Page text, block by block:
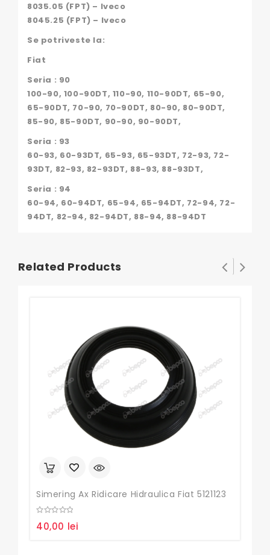
8035.05 (FPT) – Iveco
8045.25 (FPT) – Iveco
Se potriveste la:
Fiat
Seria : 90
100-90, 100-90DT, 110-90, 110-90DT, 65-90,
65-90DT, 70-90, 70-90DT, 80-90, 80-90DT,
85-90, 85-90DT, 90-90, 90-90DT,
Seria : 93
60-93, 60-93DT, 65-93, 65-93DT, 72-93, 72-
93DT, 82-93, 82-93DT, 88-93, 88-93DT,
Seria : 94
60-94, 60-94DT, 65-94, 65-94DT, 72-94, 72-
94DT, 82-94, 82-94DT, 88-94, 88-94DT
Related Products
Simering Ax Ridicare Hidraulica Fiat 5121123
out
40,00 lei